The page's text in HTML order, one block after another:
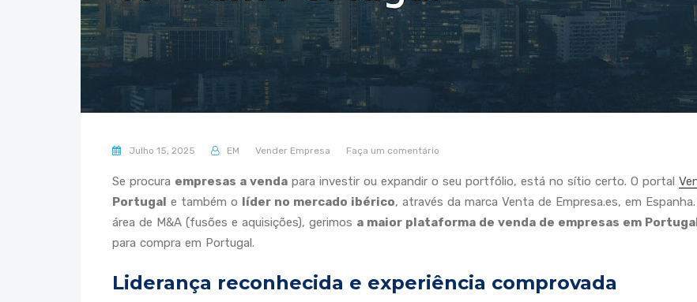
Julho 15, 2025 EM Vender Empresa Faça um comentário
Se procura empresas a venda para investir ou expandir o seu portfólio, está no sítio certo. O portal
Portugal e também o líder no mercado ibérico, através da marca Venta de Empresa.es, em
área de M&A (fusões e aquisições), gerimos a maior plataforma de venda de empresas em
para compra em Portugal.
Liderança reconhecida e experiência comprovada